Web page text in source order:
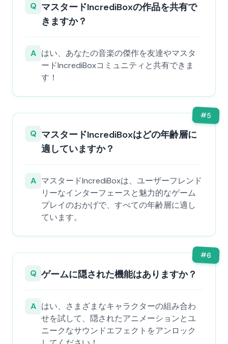
Q マスタードIncrediBoxの作品を共有で
きますか？
A はい、あなたの音楽の傑作を友達やマスタ
ードIncrediBoxコミュニティと共有できま
す！
#5
Q マスタードIncrediBoxはどの年齢層に
適していますか？
A マスタードIncrediBoxは、ユーザーフレンド
リーなインターフェースと魅力的なゲーム
プレイのおかげで、すべての年齢層に適し
ています。
#6
Q ゲームに隠された機能はありますか？
A はい、さまざまなキャラクターの組み合わ
せを試して、隠されたアニメーションとユ
ニークなサウンドエフェクトをアンロック